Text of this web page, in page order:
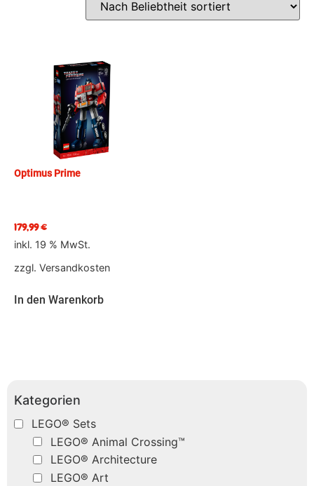
Kategorien
LEGO® Sets
LEGO® Animal Crossing™
LEGO® Architecture
LEGO® Art
Optimus Prime
179,99€
inkl. 19 % MwSt.
zzgl. Versandkosten
In den Warenkorb